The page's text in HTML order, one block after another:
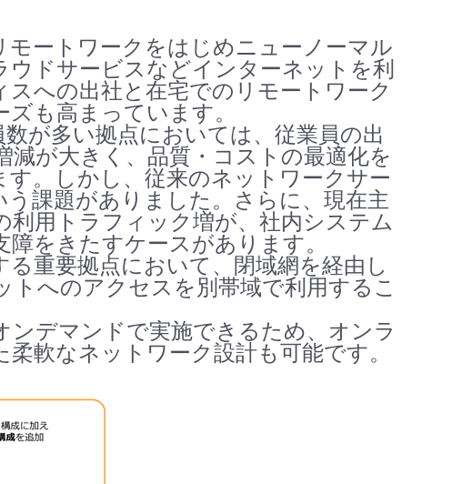
ートワークをはじめニューノーマル
ドサービスなどインターネットを利
への出社と在宅でのリモートワーク
も高まっています。
が多い拠点においては、従業員の出
が大きく、品質・コストの最適化を
。しかし、従来のネットワークサー
課題がありました。さらに、現在主
用トラフィック増が、社内システム
をきたすケースがあります。
重要拠点において、閉域網を経由し
へのアクセスを別帯域で利用するこ
デマンドで実施できるため、オンラ
軟なネットワーク設計も可能です。